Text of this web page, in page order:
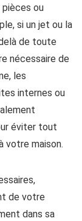
ou
si un jet ou la
de toute
nécessaire de
les
internes ou
éviter tout
votre maison.
de votre
dans sa